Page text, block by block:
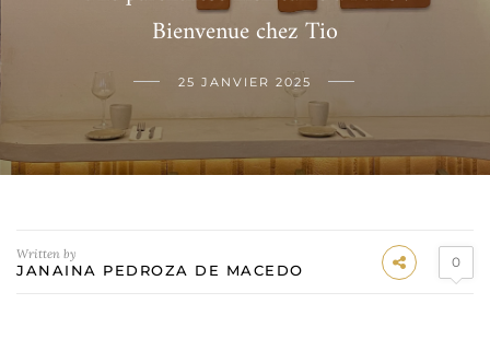
Bienvenue chez Tio
25 JANVIER 2025
Written by
JANAINA PEDROZA DE MACEDO 0